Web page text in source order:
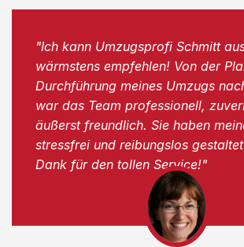
"Ich kann Umzugsprofi Schmitt
wärmstens empfehlen! Von der
Durchführung meines Umzugs
war das Team professionell,
äußerst freundlich. Sie haben
stressfrei und reibungslos
Dank für den tollen Service!"